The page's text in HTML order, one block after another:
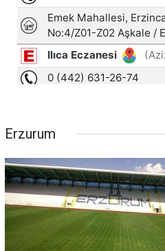
Erzurum